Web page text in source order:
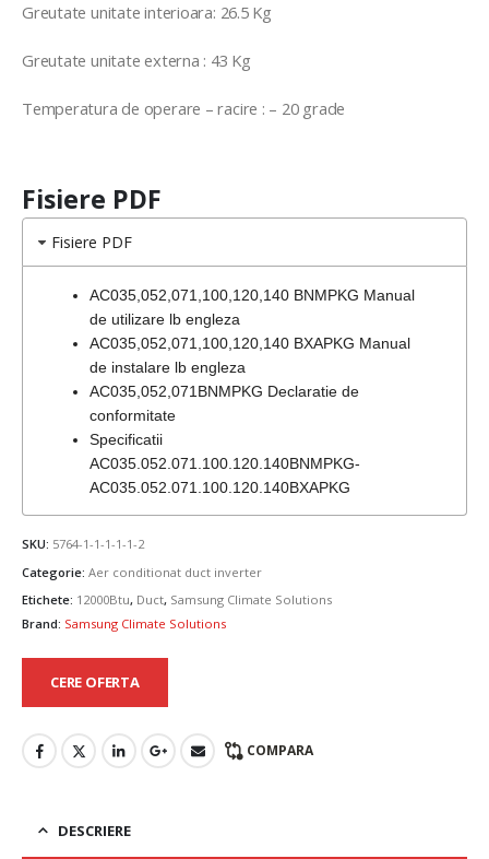
Greutate unitate interioara: 26.5 Kg
Greutate unitate externa : 43 Kg
Temperatura de operare – racire : – 20 grade
Fisiere PDF
Fisiere PDF
AC035,052,071,100,120,140 BNMPKG Manual
de utilizare lb engleza
AC035,052,071,100,120,140 BXAPKG Manual
de instalare lb engleza
AC035,052,071BNMPKG Declaratie de
conformitate
Specificatii
AC035.052.071.100.120.140BNMPKG-
AC035.052.071.100.120.140BXAPKG
SKU: 5764-1-1-1-1-1-2
Categorie: Aer conditionat duct inverter
Etichete: 12000Btu, Duct, Samsung Climate Solutions
Brand: Samsung Climate Solutions
CERE OFERTA
COMPARA
DESCRIERE